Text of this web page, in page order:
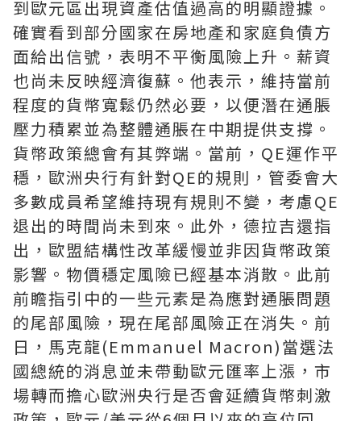
到歐元區出現資產估值過高的明顯證據。
確實看到部分國家在房地產和家庭負債方
面給出信號，表明不平衡風險上升。薪資
也尚未反映經濟復蘇。他表示，維持當前
程度的貨幣寬鬆仍然必要，以便潛在通脹
壓力積累並為整體通脹在中期提供支撐。
貨幣政策總會有其弊端。當前，QE運作平
穩，歐洲央行有針對QE的規則，管委會大
多數成員希望維持現有規則不變，考慮QE
退出的時間尚未到來。此外，德拉吉還指
出，歐盟結構性改革緩慢並非因貨幣政策
影響。物價穩定風險已經基本消散。此前
前瞻指引中的一些元素是為應對通脹問題
的尾部風險，現在尾部風險正在消失。前
日，馬克龍(Emmanuel Macron)當選法
國總統的消息並未帶動歐元匯率上漲，市
場轉而擔心歐洲央行是否會延續貨幣刺激